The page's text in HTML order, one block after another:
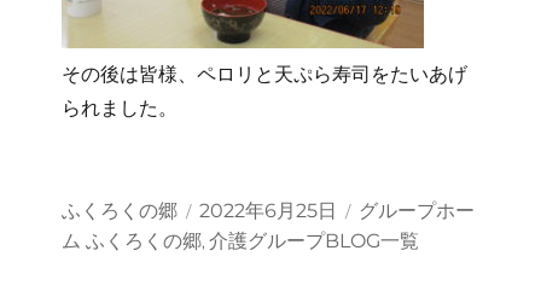
その後は皆様、ペロリと天ぷら寿司をたいあげ
られました。
投
稿
ふくろくの郷
投
稿
日:
2022年6月25日
カ
テ
グループホー
ム ふくろくの郷,介護グループBLOG一覧